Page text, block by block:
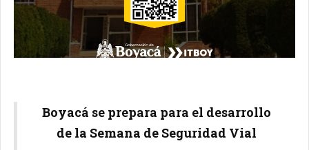
Boyacá se prepara para el desarrollo
de la Semana de Seguridad Vial